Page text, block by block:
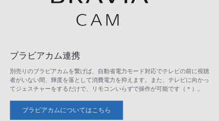
ブラビアカム連携
別売りのブラビアカムを繋げば、自動省電力モード対応でテレビの前に視聴
者がいない間、輝度を落として消費電力を抑えます。また、テレビに向かっ
てジェスチャーをするだけで、リモコンいらずで操作が可能です（＊）。
ブラビアカムについてはこちら